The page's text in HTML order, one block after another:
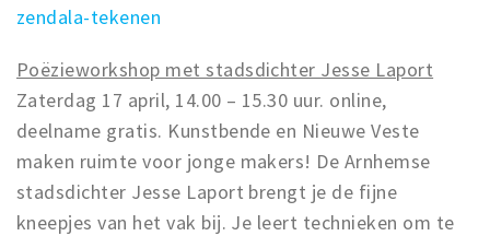
zendala-tekenen
Poëzieworkshop met stadsdichter Jesse Laport
Zaterdag 17 april, 14.00 – 15.30 uur. online,
deelname gratis. Kunstbende en Nieuwe Veste
maken ruimte voor jonge makers! De Arnhemse
stadsdichter Jesse Laport brengt je de fijne
kneepjes van het vak bij. Je leert technieken om te